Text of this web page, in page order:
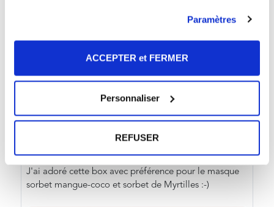
Paramètres
ACCEPTER et FERMER
Personnaliser
REFUSER
5/5
J'ai adoré cette box avec préférence pour le masque
sorbet mangue-coco et sorbet de Myrtilles :-)